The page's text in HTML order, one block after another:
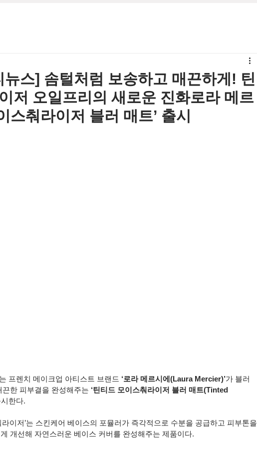
스] 솜털처럼 보송하고 매끈하게! 틴
저 오일프리의 새로운 진화로라 메르
스춰라이저 블러 매트’ 출시
프렌치 메이크업 아티스트 브랜드 ‘로라 메르시에(Laura Mercier)’가 블러
한 피부결을 완성해주는 ‘틴티드 모이스춰라이저 블러 매트(Tinted
한다.
이저’는 스킨케어 베이스의 포뮬러가 즉각적으로 수분을 공급하고 피부톤을
개선해 자연스러운 베이스 커버를 완성해주는 제품이다.